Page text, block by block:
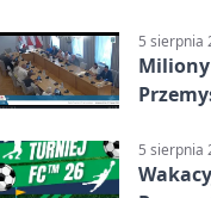
5 sierpnia
5 sierpnia